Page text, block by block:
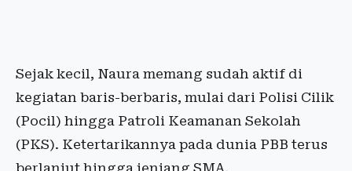
Sejak kecil, Naura memang sudah aktif di
kegiatan baris-berbaris, mulai dari Polisi Cilik
(Pocil) hingga Patroli Keamanan Sekolah
(PKS). Ketertarikannya pada dunia PBB terus